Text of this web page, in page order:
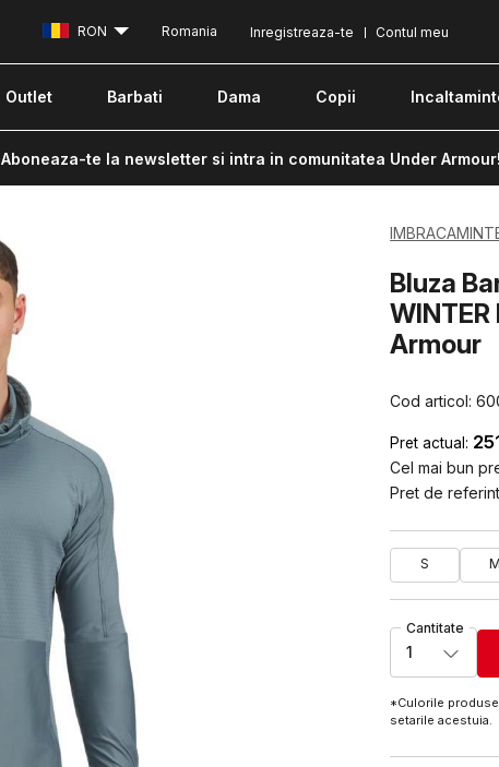
Contul meu
Inregistreaza-te
RON Romania
Outlet Barbati Dama Copii
Aboneaza-te la newsletter si intra in comunitatea Under Armour!
Bluza
WINTER
Armour
Cod articol:
Pret actual:
Cel mai bun
Pret de
S M
Cantitate
1
*Culorile
setarile acestuia.